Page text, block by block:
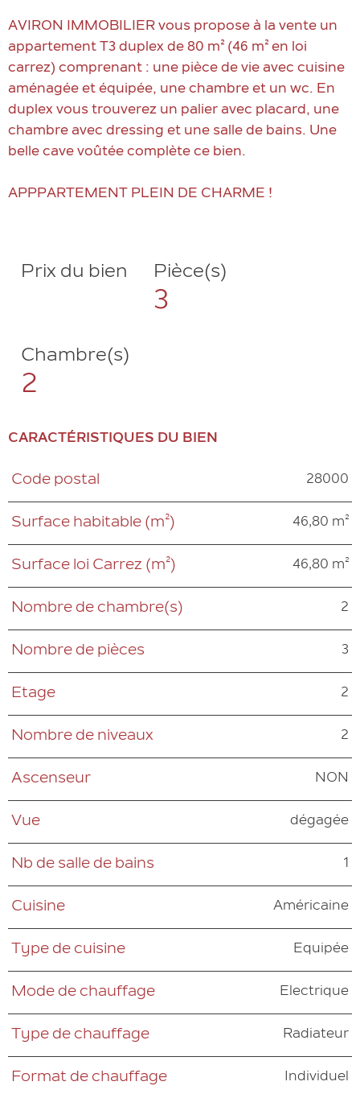
AVIRON IMMOBILIER vous propose à la vente un
appartement T3 duplex de 80 m² (46 m² en loi
carrez) comprenant : une pièce de vie avec cuisine
aménagée et équipée, une chambre et un wc. En
duplex vous trouverez un palier avec placard, une
chambre avec dressing et une salle de bains. Une
belle cave voûtée complète ce bien.
APPPARTEMENT PLEIN DE CHARME !
Prix du bien Pièce(s)
3
Chambre(s)
2
CARACTÉRISTIQUES DU BIEN
Caractéristiques
Code postal 28000
Surface habitable (m²) 46,80 m²
Surface loi Carrez (m²) 46,80 m²
Nombre de chambre(s) 2
Nombre de pièces 3
Etage 2
Nombre de niveaux 2
Ascenseur NON
Vue dégagée
Nb de salle de bains 1
Cuisine Américaine
Type de cuisine Equipée
Mode de chauffage Electrique
Type de chauffage Radiateur
Format de chauffage Individuel